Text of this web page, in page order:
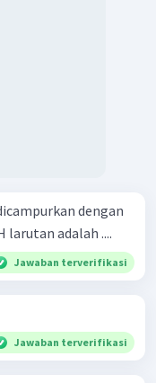
dengan
larutan adalah ....
Jawaban terverifikasi
Jawaban terverifikasi